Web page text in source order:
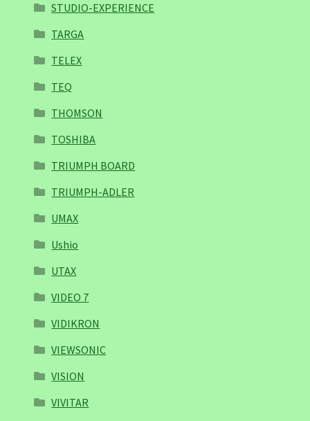
STUDIO-EXPERIENCE
TARGA
TELEX
TEQ
THOMSON
TOSHIBA
TRIUMPH BOARD
TRIUMPH-ADLER
UMAX
Ushio
UTAX
VIDEO 7
VIDIKRON
VIEWSONIC
VISION
VIVITAR